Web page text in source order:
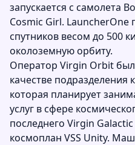
запускается с самолета
Cosmic Girl. LauncherOne
спутников весом до 500
околоземную орбиту.
Оператор Virgin Orbit был
качестве
которая планирует
услуг в сфере
последнего Virgin
космоплан VSS Unity.